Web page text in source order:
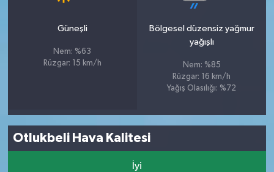
Güneşli
Nem: %63
Rüzgar: 15 km/h
Bölgesel düzensiz yağmur
yağışlı
Nem: %85
Rüzgar: 16 km/h
Yağış Olasılığı: %72
Otlukbeli Hava Kalitesi
İyi